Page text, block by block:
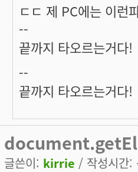
ㄷㄷ 제 PC에는 이런
--
끝까지 타오르는거다!
--
끝까지 타오르는거다!
글쓴이: kirrie / 작성시간